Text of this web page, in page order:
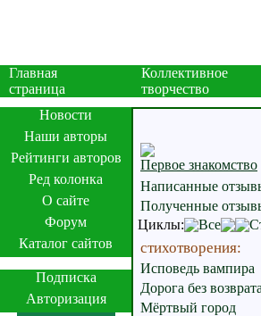
Главная
страница
Коллективное
творчество
Новости
Наши авторы
Рейтинги авторов
Ред колонка
О сайте
Форум
Каталог сайтов
Подписка
Авторизация
Первое знакомство
Написанные
Полученные
Циклы:
Все
стихотворения:
Исповедь вампира
Дорога без возврата
Мёртвый город